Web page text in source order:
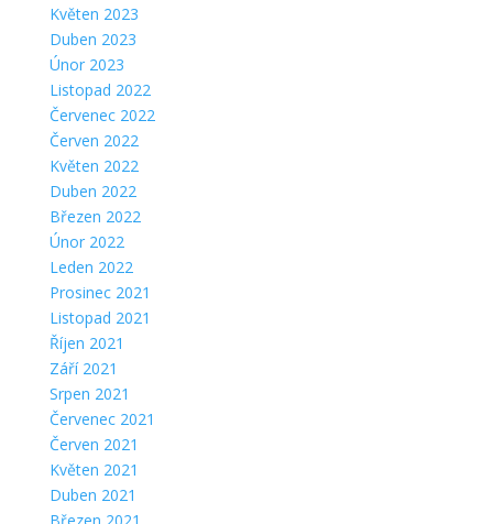
Květen 2023
Duben 2023
Únor 2023
Listopad 2022
Červenec 2022
Červen 2022
Květen 2022
Duben 2022
Březen 2022
Únor 2022
Leden 2022
Prosinec 2021
Listopad 2021
Říjen 2021
Září 2021
Srpen 2021
Červenec 2021
Červen 2021
Květen 2021
Duben 2021
Březen 2021